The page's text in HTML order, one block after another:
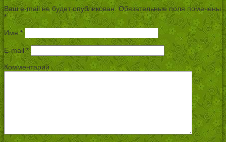
Ваш e-mail не будет опубликован. Обязательные поля помечены
*
Имя*
E-mail*
Комментарий